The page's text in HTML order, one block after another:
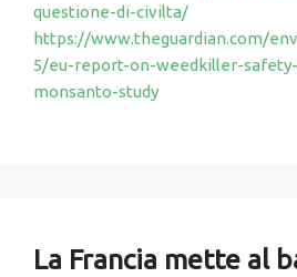
questione-di-civilta/
https://www.theguardian.com/
5/eu-report-on-weedkiller-
monsanto-study
La Francia mette al